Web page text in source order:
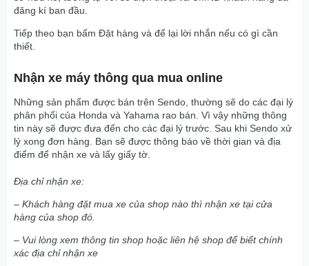
đăng kí ban đầu.
Tiếp theo bạn bấm Đặt hàng và để lại lời nhắn nếu có gì cần
thiết.
Nhận xe máy thông qua mua online
Những sản phẩm được bán trên Sendo, thường sẽ do các đại lý
phân phối của Honda và Yahama rao bán. Vì vậy những thông
tin này sẽ được đưa đến cho các đại lý trước. Sau khi Sendo xử
lý xong đơn hàng. Bạn sẽ được thông báo về thời gian và địa
điểm để nhận xe và lấy giấy tờ.
Địa chỉ nhận xe:
– Khách hàng đặt mua xe của shop nào thì nhận xe tại cửa
hàng của shop đó.
– Vui lòng xem thông tin shop hoặc liên hệ shop để biết chính
xác địa chỉ nhận xe